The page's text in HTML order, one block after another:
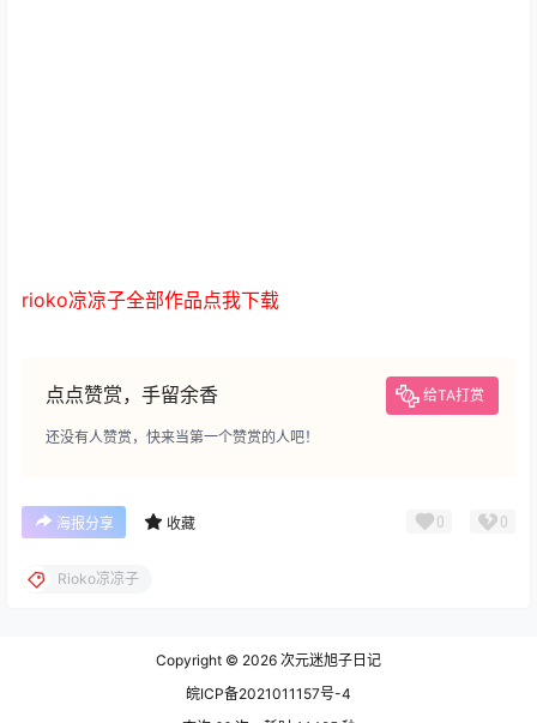
rioko凉凉子全部作品点我下载
点点赞赏，手留余香 给TA打赏
还没有人赞赏，快来当第一个赞赏的人吧！
海报分享 收藏 0 0
Rioko凉凉子
Copyright © 2026 次元迷旭子日记
皖ICP备2021011157号-4